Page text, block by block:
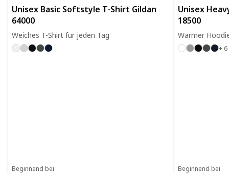
Unisex Basic Softstyle T-Shirt Gildan
64000
Weiches T-Shirt für jeden Tag
Beginnend bei
Unisex
18500
Warmer
+ 6
Beginnend bei